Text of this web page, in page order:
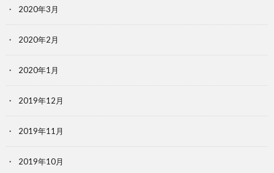
2020年3月
2020年2月
2020年1月
2019年12月
2019年11月
2019年10月